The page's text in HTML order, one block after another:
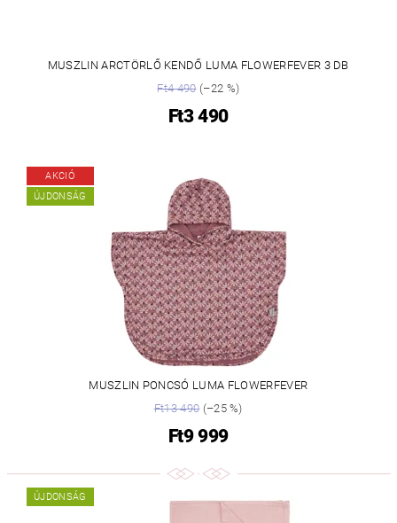
MUSZLIN ARCTÖRLŐ KENDŐ LUMA FLOWERFEVER 3 DB
Ft4 490(–22 %)
Ft3 490
AKCIÓ
ÚJDONSÁG
MUSZLIN PONCSÓ LUMA FLOWERFEVER
Ft13 490(–25 %)
Ft9 999
ÚJDONSÁG